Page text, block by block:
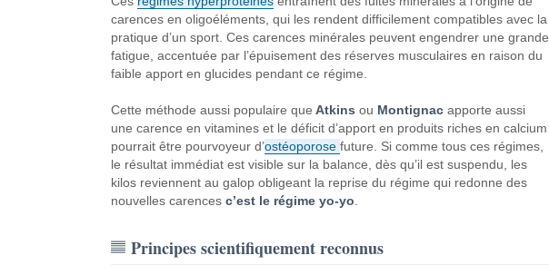
carences en oligoéléments, qui les rendent difficilement compatibles avec la
pratique d’un sport. Ces carences minérales peuvent engendrer une grande
fatigue, accentuée par l’épuisement des réserves musculaires en raison du
faible apport en glucides pendant ce régime.
Cette méthode aussi populaire que Atkins ou Montignacapporte aussi
une carence en vitamines et le déficit d’apport en produits riches en calcium
pourrait être pourvoyeur d’ostéoporose future. Si comme tous ces régimes,
le résultat immédiat est visible sur la balance, dès qu’il est suspendu, les
kilos reviennent au galop obligeant la reprise du régime qui redonne des
nouvelles carences c’est le régime yo-yo
Principes scientifiquement reconnus